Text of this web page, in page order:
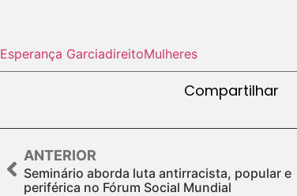
Esperança GarciadireitoMulheres
Compartilhar
ANTERIOR
Seminário aborda luta antirracista, popular e
periférica no Fórum Social Mundial